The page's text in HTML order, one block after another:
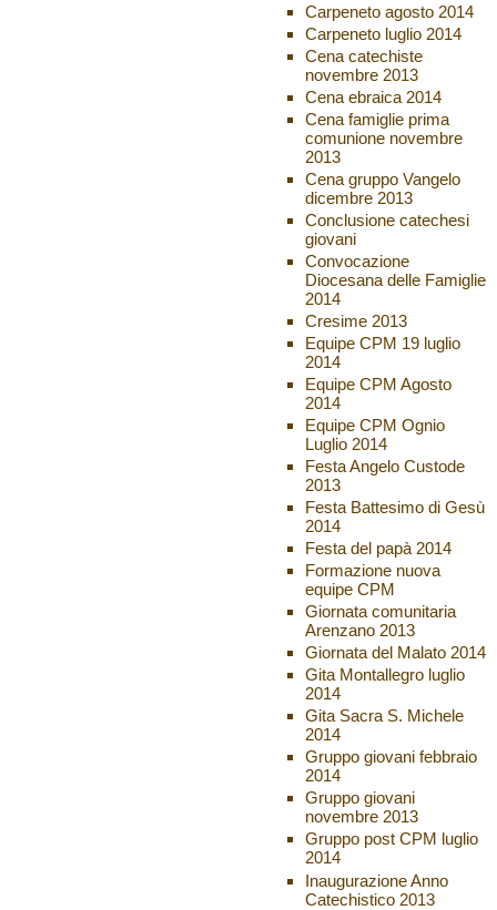
Carpeneto agosto 2014
Carpeneto luglio 2014
Cena catechiste
novembre 2013
Cena ebraica 2014
Cena famiglie prima
comunione novembre
2013
Cena gruppo Vangelo
dicembre 2013
Conclusione catechesi
giovani
Convocazione
Diocesana delle Famiglie
2014
Cresime 2013
Equipe CPM 19 luglio
2014
Equipe CPM Agosto
2014
Equipe CPM Ognio
Luglio 2014
Festa Angelo Custode
2013
Festa Battesimo di Gesù
2014
Festa del papà 2014
Formazione nuova
equipe CPM
Giornata comunitaria
Arenzano 2013
Giornata del Malato 2014
Gita Montallegro luglio
2014
Gita Sacra S. Michele
2014
Gruppo giovani febbraio
2014
Gruppo giovani
novembre 2013
Gruppo post CPM luglio
2014
Inaugurazione Anno
Catechistico 2013